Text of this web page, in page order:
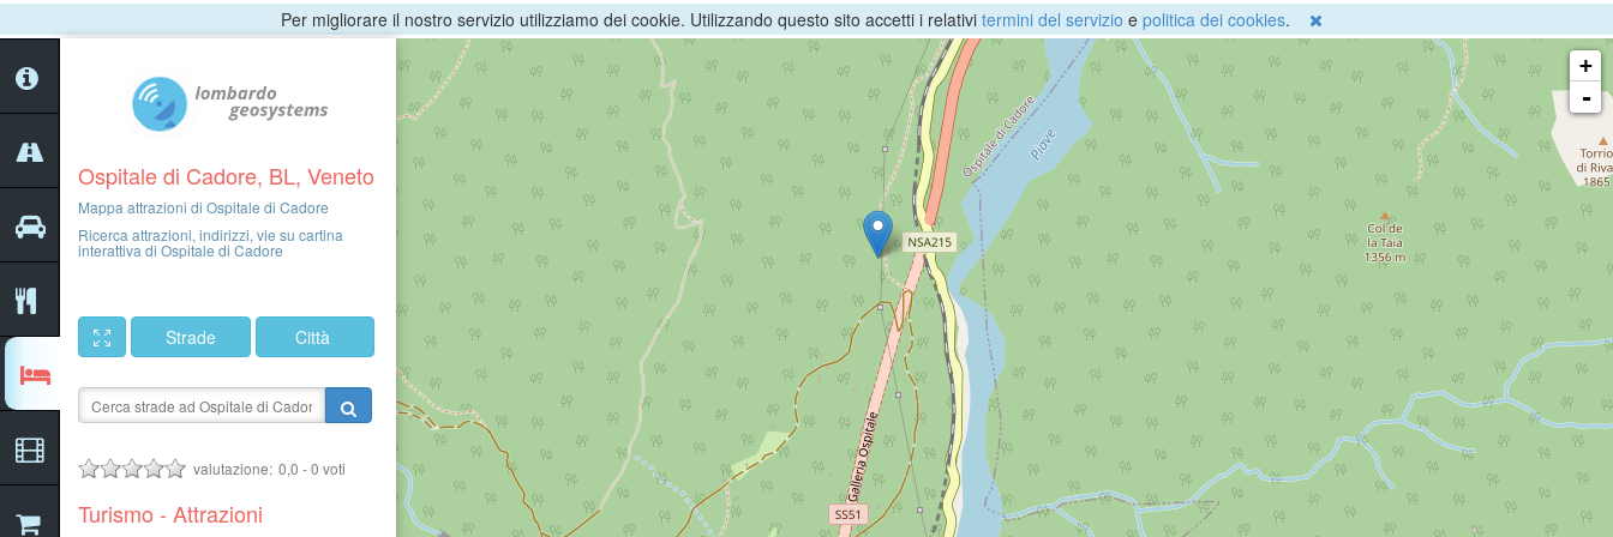
Per migliorare il nostro servizio utilizziamo dei cookie. Utilizzando questo sito accetti i relativi termini del servizio e politica dei cookies.
+
-
Ospitale di Cadore, BL, Veneto
Mappa attrazioni di Ospitale di Cadore
Ricerca attrazioni, indirizzi, vie su cartina
interattiva di Ospitale di Cadore
Strade Città
valutazione: 0,0 -0 voti
Turismo - Attrazioni